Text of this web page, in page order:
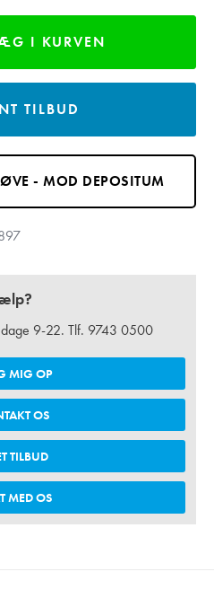
I KURVEN
TILBUD
- MOD DEPOSITUM
9-22. Tlf. 9743 0500
MIG OP
OS
TILBUD
MED OS